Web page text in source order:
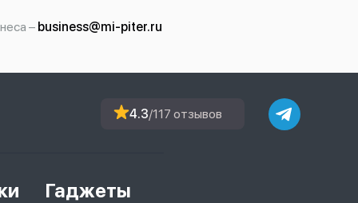
– business@mi-piter.ru
4.3/117 отзывов
Гаджеты